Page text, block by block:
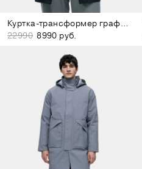
Куртка-трансформер графитовая рипстоп
22990 8990 руб.